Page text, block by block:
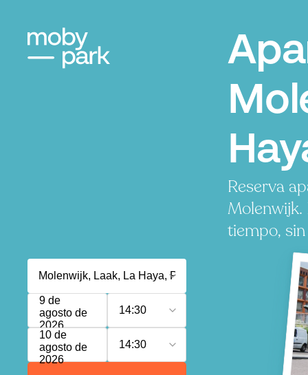
Reserva
Molenwijk.
tiempo,
9 de
agosto de
2026
14:30
10 de
agosto de
2026
14:30